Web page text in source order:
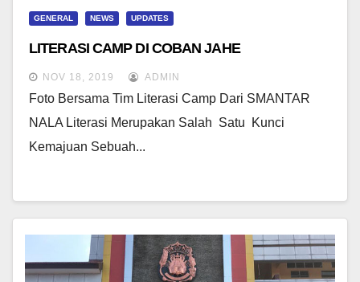
GENERAL NEWS UPDATES
LITERASI CAMP DI COBAN JAHE
NOV 18, 2019 ADMIN
Foto Bersama Tim Literasi Camp Dari SMANTAR
NALA Literasi Merupakan Salah Satu Kunci
Kemajuan Sebuah...